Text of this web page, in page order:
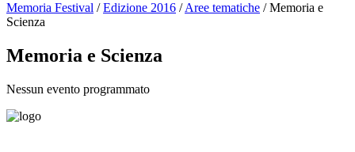
Memoria Festival /Edizione 2016 /Aree tematiche /Memoria e
Scienza
Memoria e Scienza
Nessun evento programmato